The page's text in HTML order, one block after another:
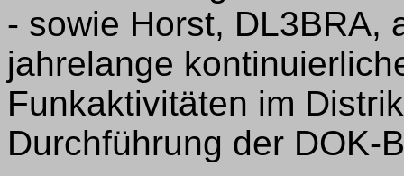
- sowie Horst, DL3BRA,
jahrelange
Funkaktivitäten im
Durchführung der DOK-